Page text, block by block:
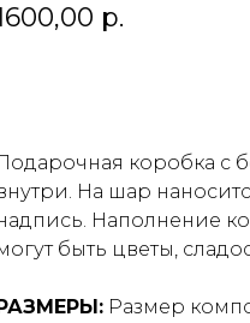
р.
коробка с
На шар
Наполнение
быть цветы,
Размер